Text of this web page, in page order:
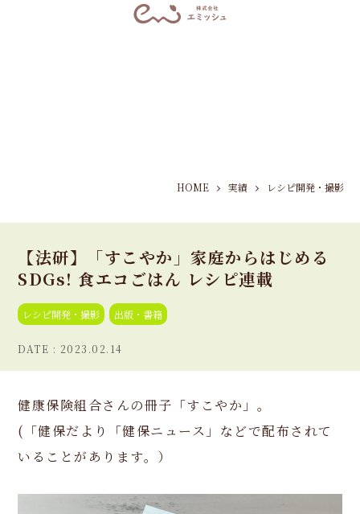
HOME 実績 レシピ開発・撮影
【法研】「すこやか」家庭からはじめる
SDGs! 食エコごはん レシピ連載
レシピ開発・撮影 出版・書籍
2023.02.14
健康保険組合さんの冊子「すこやか」。
(「健保だより「健保ニュース」などで配布されて
いることがあります。）